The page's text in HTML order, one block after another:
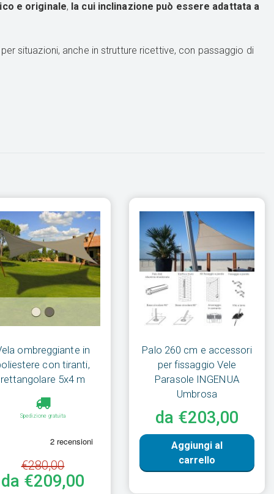
e originale, la cui inclinazione può essere adattata a
situazioni, anche in strutture ricettive, con passaggio di
ombreggiante in
con tiranti,
rettangolare 5x4 m
Spedizione gratuita
€280,00
da €209,00
Palo 260 cm e accessori
per fissaggio Vele
Parasole INGENUA
Umbrosa
da €203,00
Aggiungi al
carrello